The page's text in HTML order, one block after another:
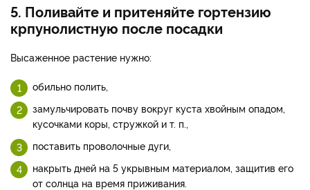
5. Поливайте и притеняйте гортензию
крпунолистную после посадки
Высаженное растение нужно:
обильно полить,
замульчировать почву вокруг куста хвойным опадом,
кусочками коры, стружкой и т. п.,
поставить проволочные дуги,
накрыть дней на 5 укрывным материалом, защитив его
от солнца на время приживания.